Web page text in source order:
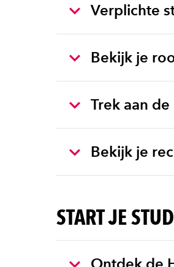
Verplichte
Bekijk je
Trek aan de
Bekijk je
START JE